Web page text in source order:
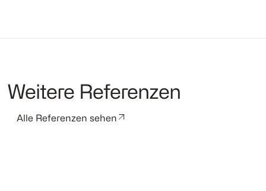
Weitere Referenzen
Alle Referenzen sehen